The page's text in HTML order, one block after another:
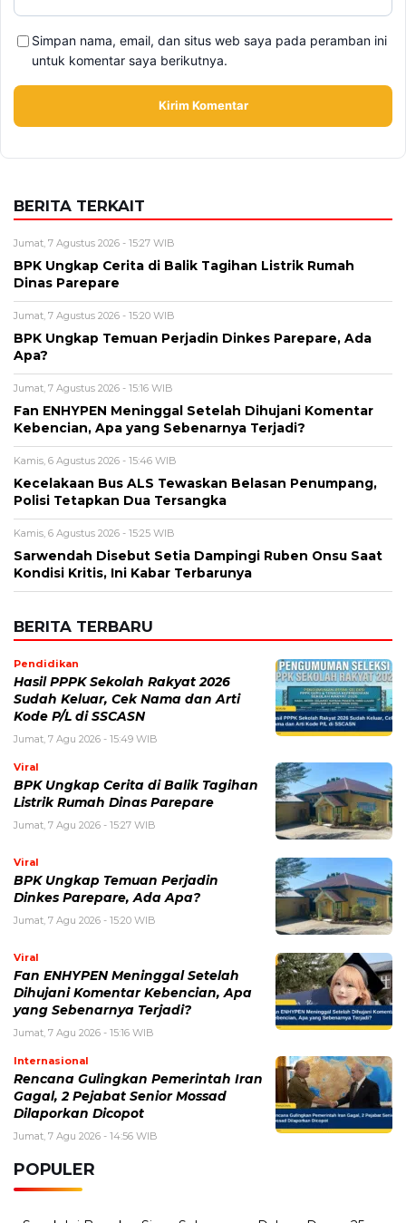
Simpan nama, email, dan situs web saya pada peramban ini
untuk komentar saya berikutnya.
BERITA TERKAIT
Jumat, 7 Agustus 2026 - 15:27 WIB
BPK Ungkap Cerita di Balik Tagihan Listrik Rumah
Dinas Parepare
Jumat, 7 Agustus 2026 - 15:20 WIB
BPK Ungkap Temuan Perjadin Dinkes Parepare, Ada
Apa?
Jumat, 7 Agustus 2026 - 15:16 WIB
Fan ENHYPEN Meninggal Setelah Dihujani Komentar
Kebencian, Apa yang Sebenarnya Terjadi?
Kamis, 6 Agustus 2026 - 15:46 WIB
Kecelakaan Bus ALS Tewaskan Belasan Penumpang,
Polisi Tetapkan Dua Tersangka
Kamis, 6 Agustus 2026 - 15:25 WIB
Sarwendah Disebut Setia Dampingi Ruben Onsu Saat
Kondisi Kritis, Ini Kabar Terbarunya
BERITA TERBARU
Pendidikan
Hasil PPPK Sekolah Rakyat 2026
Sudah Keluar, Cek Nama dan Arti
Kode P/L di SSCASN
Jumat, 7 Agu 2026 - 15:49 WIB
Viral
BPK Ungkap Cerita di Balik Tagihan
Listrik Rumah Dinas Parepare
Jumat, 7 Agu 2026 - 15:27 WIB
Viral
BPK Ungkap Temuan Perjadin
Dinkes Parepare, Ada Apa?
Jumat, 7 Agu 2026 - 15:20 WIB
Viral
Fan ENHYPEN Meninggal Setelah
Dihujani Komentar Kebencian, Apa
yang Sebenarnya Terjadi?
Jumat, 7 Agu 2026 - 15:16 WIB
Internasional
Rencana Gulingkan Pemerintah Iran
Gagal, 2 Pejabat Senior Mossad
Dilaporkan Dicopot
Jumat, 7 Agu 2026 - 14:56 WIB
POPULER